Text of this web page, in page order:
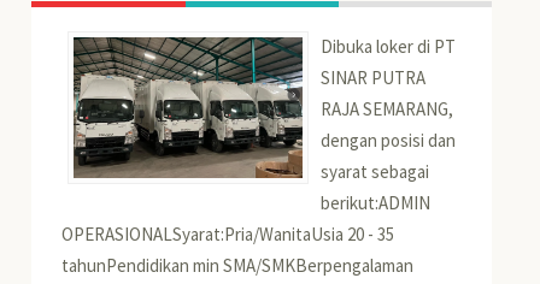
Dibuka loker di PT
SINAR PUTRA
RAJA SEMARANG,
dengan posisi dan
syarat sebagai
berikut:ADMIN
OPERASIONALSyarat:Pria/WanitaUsia 20 - 35
tahunPendidikan min SMA/SMKBerpengalaman